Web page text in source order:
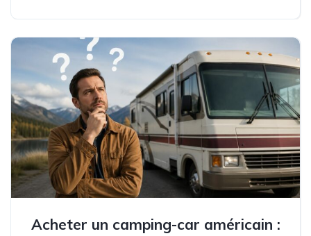
Acheter un camping-car américain :